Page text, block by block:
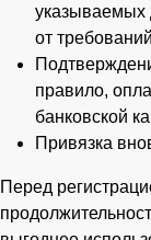
указываемых
от
правило,
банковской
Привязка
Перед